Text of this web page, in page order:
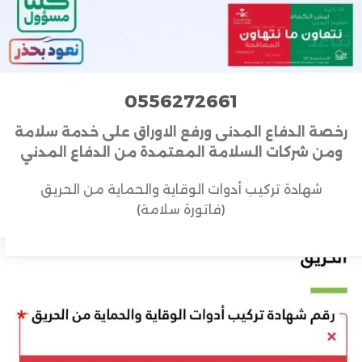
0556272661
رخصة الدفاع المدنى ورفع الاوراق على خدمة سلامة
ومن شركات
السلامة المعتمدة من الدفاع المدني
شهادة تركيب أدوات الوقاية والحماية من الحريق
(فاتورة سلامة)